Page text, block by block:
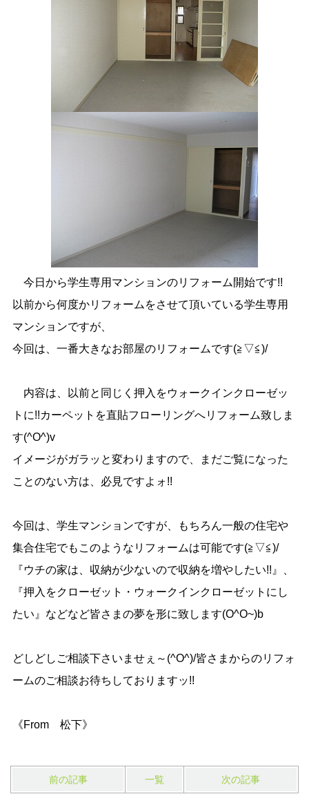
今日から学生専用マンションのリフォーム開始です!!
以前から何度かリフォームをさせて頂いている学生専用
マンションですが、
今回は、一番大きなお部屋のリフォームです(≧▽≦)/
内容は、以前と同じく押入をウォークインクローゼッ
トに!!カーペットを直貼フローリングへリフォーム致しま
す(^O^)v
イメージがガラッと変わりますので、まだご覧になった
ことのない方は、必見ですよォ!!
今回は、学生マンションですが、もちろん一般の住宅や
集合住宅でもこのようなリフォームは可能です(≧▽≦)/
『ウチの家は、収納が少ないので収納を増やしたい!!』、
『押入をクローゼット・ウォークインクローゼットにし
たい』などなど皆さまの夢を形に致します(O^O~)b
どしどしご相談下さいませぇ～(^O^)/皆さまからのリフォ
ームのご相談お待ちしておりますッ!!
《From 松下》
前の記事 一覧 次の記事